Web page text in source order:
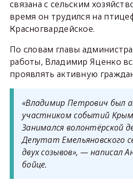
связана с сельским
время он трудился на
Красногвардейское.
По словам главы
работы, Владимир Яценко
проявлять активную
«Владимир Петрович был
участником событий
Занимался волонтёрской
Депутат Емельяновского
двух созывов», — написал
бойце.